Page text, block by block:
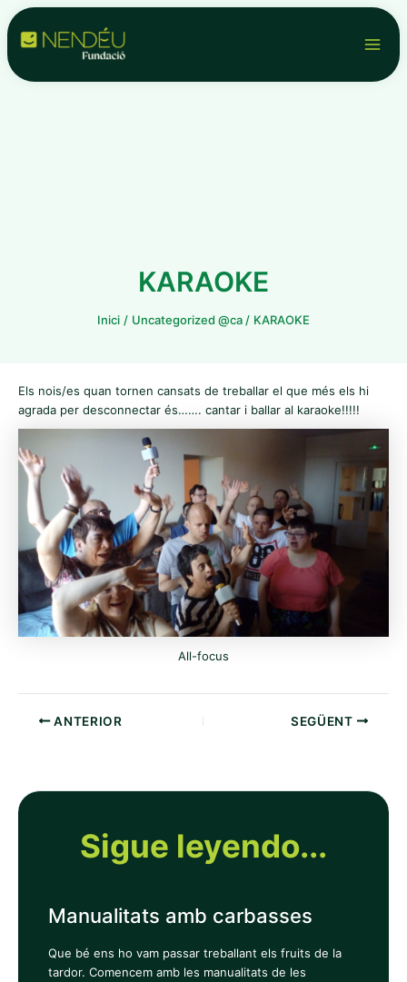
Vés
al
contingut
Main
KARAOKE
Inici Uncategorized @ca KARAOKE
Els nois/es quan tornen cansats de treballar el que més els hi
agrada per desconnectar és……. cantar i ballar al karaoke!!!!!
All-focus
Navegació
ANTERIOR SEGÜENT
Sigue leyendo...
Manualitats amb carbasses
Que bé ens ho vam passar treballant els fruits de la
tardor. Comencem amb les manualitats de les